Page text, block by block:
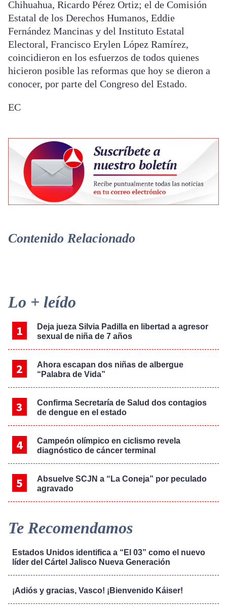
Chihuahua, Ricardo Pérez Ortiz; el de Comisión
Estatal de los Derechos Humanos, Eddie
Fernández Mancinas y del Instituto Estatal
Electoral, Francisco Erylen López Ramírez,
coincidieron en los esfuerzos de todos quienes
hicieron posible las reformas que hoy se dieron a
conocer, por parte del Congreso del Estado.
EC
Contenido Relacionado
Primary
Sidebar
Lo + leído
Deja jueza Silvia Padilla en libertad a agresor
sexual de niña de 7 años
Ahora escapan dos niñas de albergue
“Palabra de Vida”
Confirma Secretaría de Salud dos contagios
de dengue en el estado
Campeón olímpico en ciclismo revela
diagnóstico de cáncer terminal
Absuelve SCJN a “La Coneja” por peculado
agravado
Te Recomendamos
Estados Unidos identifica a “El 03” como el nuevo
líder del Cártel Jalisco Nueva Generación
¡Adiós y gracias, Vasco! ¡Bienvenido Káiser!